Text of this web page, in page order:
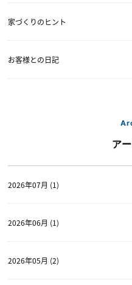
家づくりのヒント
お客様との日記
ア
2026年07月 (1)
2026年06月 (1)
2026年05月 (2)